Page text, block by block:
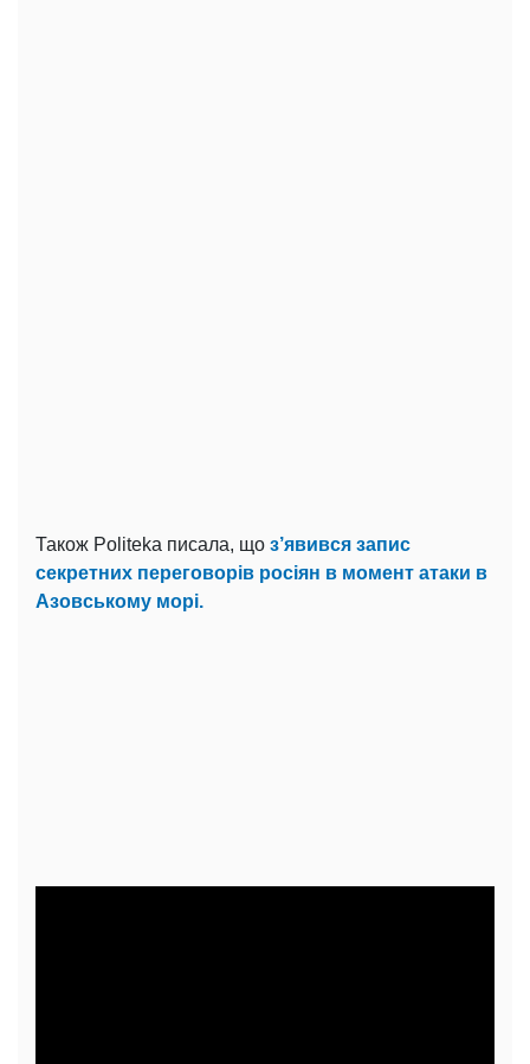
Також Politeka писала, що з’явився запис
секретних переговорів росіян в момент атаки в
Азовському морі.